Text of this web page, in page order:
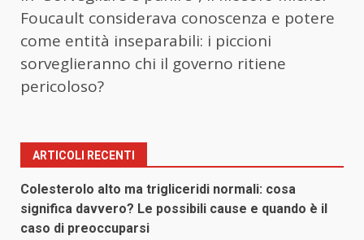
Foucault considerava conoscenza e potere
come entità inseparabili: i piccioni
sorveglieranno chi il governo ritiene
pericoloso?
ARTICOLI RECENTI
Colesterolo alto ma trigliceridi normali: cosa
significa davvero? Le possibili cause e quando è il
caso di preoccuparsi